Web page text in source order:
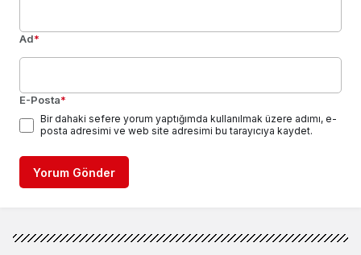
Ad*
E-Posta*
Bir dahaki sefere yorum yaptığımda kullanılmak üzere adımı, e-
posta adresimi ve web site adresimi bu tarayıcıya kaydet.
Yorum Gönder